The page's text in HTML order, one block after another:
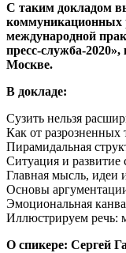
С таким докладом
коммуникационных
международной
пресс-служба-
Москве.
В докладе:
Сузить нельзя
Как от разрозненных
Пирамидальная
Ситуация и развитие
Главная мысль, идеи
Основы
Эмоциональная
Иллюстрируем речь:
О спикере: Сергей